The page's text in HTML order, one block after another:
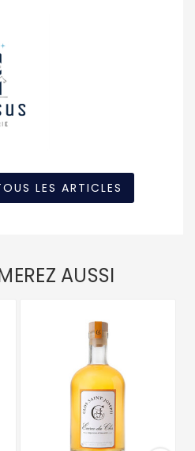
LES ARTICLES
AUSSI